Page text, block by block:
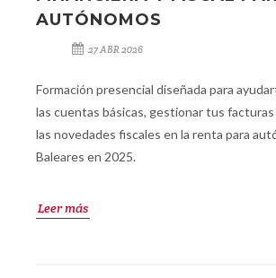
AUTÓNOMOS
27 ABR 2026
Formación presencial diseñada para
las cuentas básicas, gestionar tus
las novedades fiscales en la renta para
Baleares en 2025.
Leer más